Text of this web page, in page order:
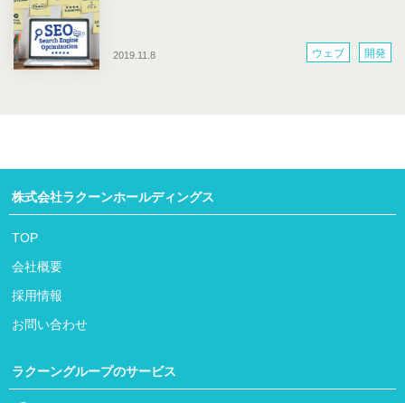
2019.11.8 ウェブ 開発
株式会社ラクーンホールディングス
TOP
会社概要
採用情報
お問い合わせ
ラクーングループのサービス